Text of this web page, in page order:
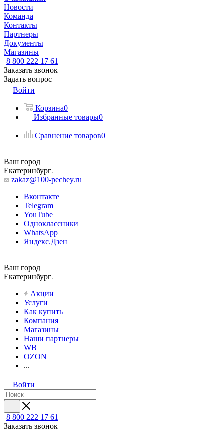
Новости
Команда
Контакты
Партнеры
Документы
Магазины
8 800 222 17 61
Заказать звонок
Задать вопрос
Войти
Корзина0
Избранные товары0
Сравнение товаров0
Ваш город
Екатеринбург
zakaz@100-pechey.ru
Вконтакте
Telegram
YouTube
Одноклассники
WhatsApp
Яндекс.Дзен
Ваш город
Екатеринбург
Акции
Услуги
Как купить
Компания
Магазины
Наши партнеры
WB
OZON
...
Войти
8 800 222 17 61
Заказать звонок